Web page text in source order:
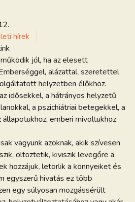
hírek
jól, ha az elesett
alázattal, szeretettel
helyzetben élőkhöz.
idősekkel, a hátrányos helyzetű
a pszichiátriai betegekkel, a
emberi mivoltukhoz
vagyunk azoknak, akik szívesen
öltöztetik, kiviszik levegőre a
hozzájuk, letörlik a könnyeiket és
egyszerű hivatás ez több
egy súlyosan mozgássérült